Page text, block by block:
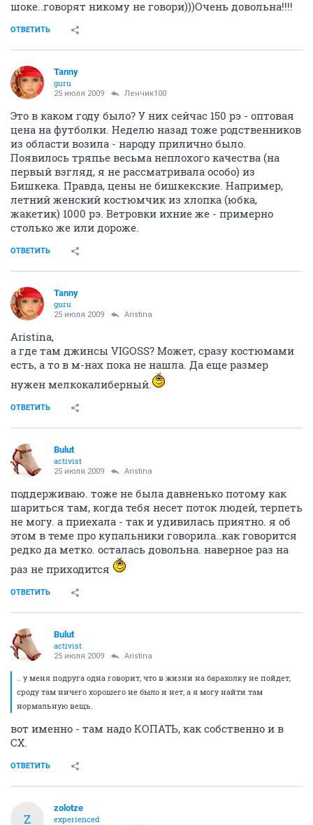
шоке..говорят никому не говори)))Очень довольна!!!!
ОТВЕТИТЬ
Tanny
guru
25 июля 2009 Ленчик100
Это в каком году было? У них сейчас 150 рэ - оптовая
цена на футболки. Неделю назад тоже родственников
из области возила - народу прилично было.
Появилось тряпье весьма неплохого качества (на
первый взгляд, я не рассматривала особо) из
Бишкека. Правда, цены не бишкекские. Например,
летний женский костюмчик из хлопка (юбка,
жакетик) 1000 рэ. Ветровки ихние же - примерно
столько же или дороже.
ОТВЕТИТЬ
Tanny
guru
25 июля 2009 Aristina
Aristina,
а где там джинсы VIGOSS? Может, сразу костюмами
есть, а то в м-нах пока не нашла. Да еще размер
нужен мелкокалиберный.
ОТВЕТИТЬ
Bulut
activist
25 июля 2009 Aristina
поддерживаю. тоже не была давненько потому как
шариться там, когда тебя несет поток людей, терпеть
не могу. а приехала - так и удивилась приятно. я об
этом в теме про купальники говорила..как говорится
редко да метко. осталась довольна. наверное раз на
раз не приходится
ОТВЕТИТЬ
Bulut
activist
25 июля 2009 Aristina
.. у меня подруга одна говорит, что в жизни на барахолку не пойдет,
сроду там ничего хорошего не было и нет, а я могу найти там
нормальную вещь.
вот именно - там надо КОПАТЬ, как собственно и в
СХ.
ОТВЕТИТЬ
Z
zolotze
experienced